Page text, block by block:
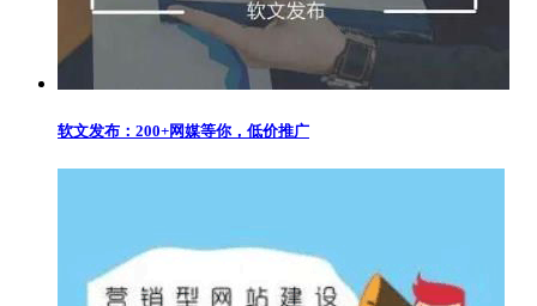
软文发布：200+网媒等你，低价推广